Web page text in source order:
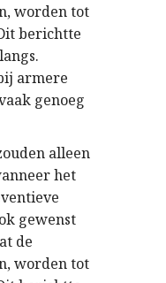
worden tot
berichtte
armere
genoeg
alleen
het
gewenst
de
worden tot